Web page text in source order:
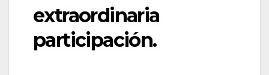
extraordinaria
participación.